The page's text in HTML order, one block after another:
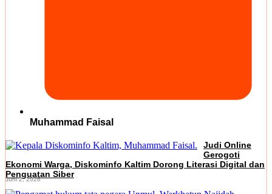
Muhammad Faisal
Judi Online
Gerogoti
Ekonomi Warga, Diskominfo Kaltim Dorong Literasi Digital dan
Penguatan Siber
Juni 2, 2026